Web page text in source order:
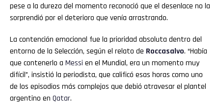
pese a la dureza del momento reconoció que el desenlace no la
sorprendió por el deterioro que venía arrastrando.
La contención emocional fue la prioridad absoluta dentro del
entorno de la Selección, según el relato de Roccasalvo. “Había
que contenerlo a Messi en el Mundial, era un momento muy
difícil”, insistió la periodista, que calificó esas horas como uno
de los episodios más complejos que debió atravesar el plantel
argentino en Qatar.